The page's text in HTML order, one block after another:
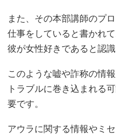
また、その本部講師のプ
仕事をしていると書かれ
彼が女性好きであると認
このような嘘や詐称の情
トラブルに巻き込まれる
要です。
アウラに関する情報やミ